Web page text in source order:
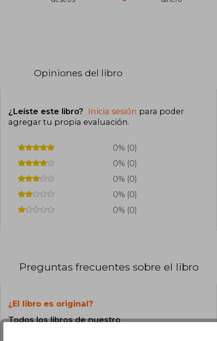
Opiniones del libro
¿Leíste este libro? Inicia sesión para poder
agregar tu propia evaluación.
0% (0)
0% (0)
0% (0)
0% (0)
0% (0)
Preguntas frecuentes sobre el libro
¿El libro es original?
Todos los libros de nuestro